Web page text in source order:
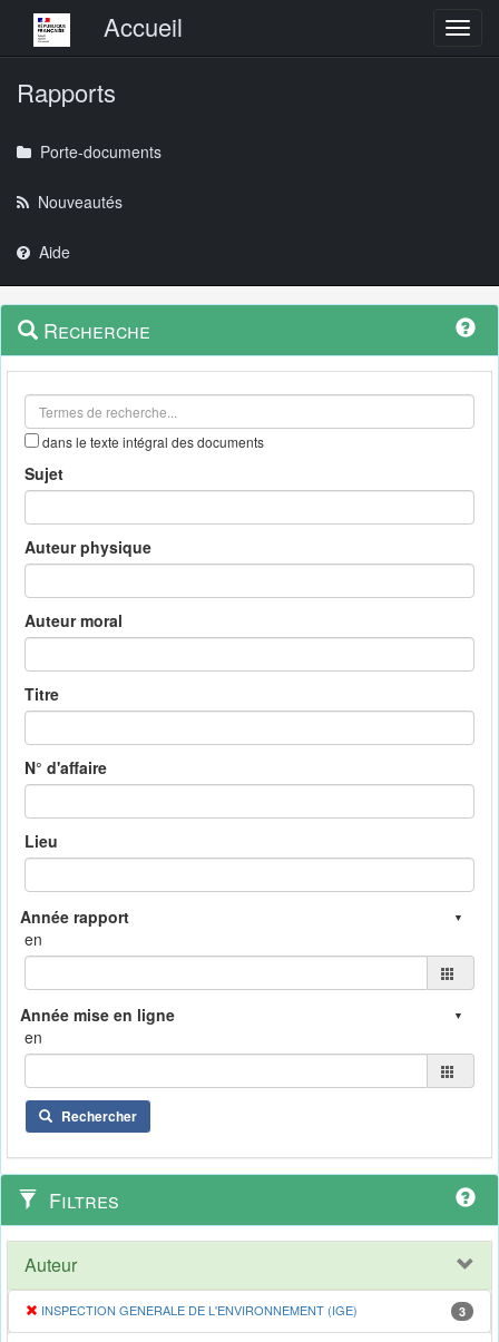
Menu principalAccueil
Rapports
Porte-documents
Nouveautés
Aide
Navigation
outils
Menu
contextuel
Recherche
dans le texte intégral des documents
Sujet
Auteur physique
Auteur moral
Titre
N° d'affaire
Lieu
en
en
Rechercher
Filtres
Auteur
INSPECTION GENERALE DE L'ENVIRONNEMENT (IGE) 3